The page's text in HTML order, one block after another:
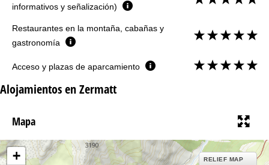
informativos y señalización)
Restaurantes en la montaña, cabañas y
gastronomía
Acceso y plazas de aparcamiento
Alojamientos en Zermatt
Mapa
+ RELIEF MAP